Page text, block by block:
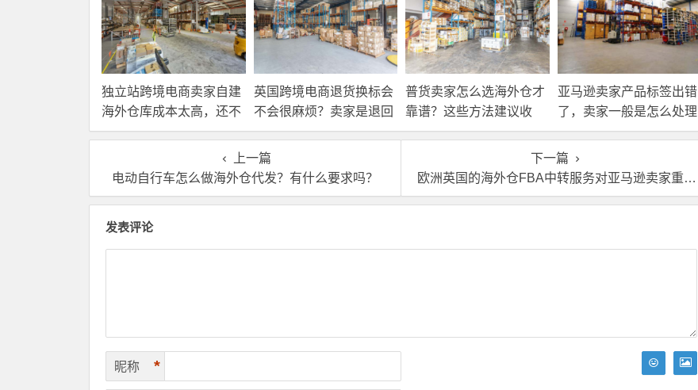
独立站跨境电商卖家自建
海外仓库成本太高，还不
如直接找第三方自营海外
英国跨境电商退货换标会
不会很麻烦？卖家是退回
国内还是在海外直接处
理？
普货卖家怎么选海外仓才
靠谱？这些方法建议收
藏！
亚马逊卖家产品标签出错
了，卖家一般是怎么处理
的？
上一篇
电动自行车怎么做海外仓代发？有什么要求吗？
下一篇
欧洲英国的海外仓FBA中转服务对亚马逊卖家重要吗
发表评论
昵称 *